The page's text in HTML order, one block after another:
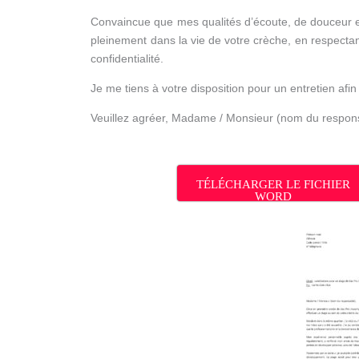
Convaincue que mes qualités d’écoute, de
pleinement dans la vie de votre crèche, en
confidentialité.
Je me tiens à votre disposition pour un entretien
Veuillez agréer, Madame / Monsieur (nom du
TÉLÉCHARGER LE FICHIER
WORD